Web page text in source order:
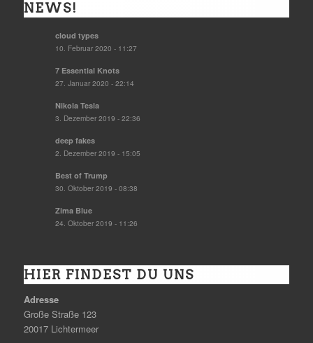
NEWS!
cloud types
10. Februar 2020 - 11:27
7 Essential Knots
27. Januar 2020 - 22:14
Nikola Tesla
3. Dezember 2019 - 22:36
deep fakes
2. Dezember 2019 - 15:05
Best of Trump
30. Oktober 2019 - 08:38
Zima Blue
24. Oktober 2019 - 11:26
HIER FINDEST DU UNS
Adresse
Große Straße 123
20017 Lichtermeer